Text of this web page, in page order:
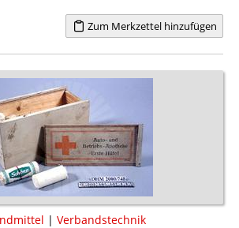
Zum Merkzettel hinzufügen
| Verbandstechnik